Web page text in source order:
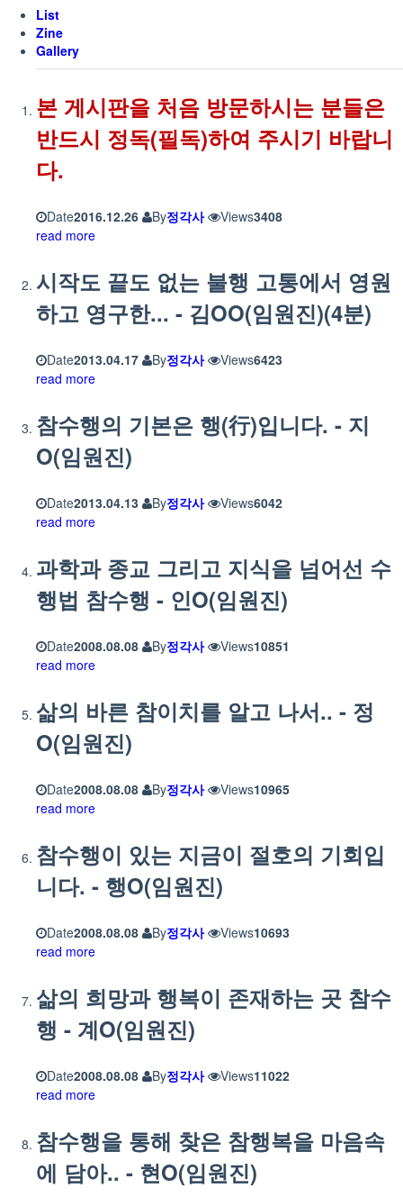
List
Zine
Gallery
본 게시판을 처음 방문하시는 분들은
반드시 정독(필독)하여 주시기 바랍니
다.
Date2016.12.26 By정각사 Views3408
read more
시작도 끝도 없는 불행 고통에서 영원
하고 영구한... - 김OO(임원진)(4분)
Date2013.04.17 By정각사 Views6423
read more
참수행의 기본은 행(行)입니다. - 지
O(임원진)
Date2013.04.13 By정각사 Views6042
read more
과학과 종교 그리고 지식을 넘어선 수
행법 참수행 - 인O(임원진)
Date2008.08.08 By정각사 Views10851
read more
삶의 바른 참이치를 알고 나서.. - 정
O(임원진)
Date2008.08.08 By정각사 Views10965
read more
참수행이 있는 지금이 절호의 기회입
니다. - 행O(임원진)
Date2008.08.08 By정각사 Views10693
read more
삶의 희망과 행복이 존재하는 곳 참수
행 - 계O(임원진)
Date2008.08.08 By정각사 Views11022
read more
참수행을 통해 찾은 참행복을 마음속
에 담아.. - 현O(임원진)